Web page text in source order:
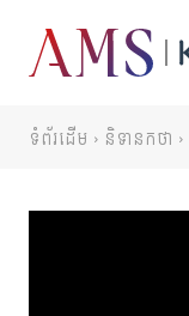
ទំព័រដើម និទានកថា